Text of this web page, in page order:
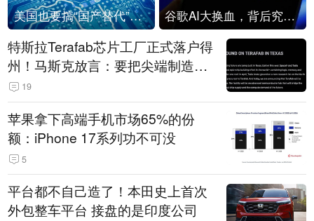
美国也要搞“国产替代”？先算清三笔账 谷歌AI大换血，背后究竟发生了什么？
特斯拉Terafab芯片工厂正式落户得
州！马斯克放言：要把尖端制造带
回美国
19
苹果拿下高端手机市场65%的份
额：iPhone 17系列功不可没
5
平台都不自己造了！本田史上首次
外包整车平台 接盘的是印度公司